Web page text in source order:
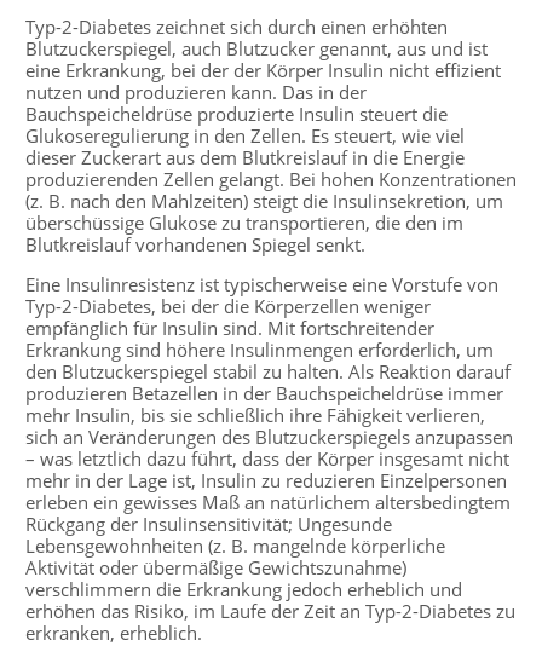
Typ-2-Diabetes zeichnet sich durch einen erhöhten
Blutzuckerspiegel, auch Blutzucker genannt, aus und ist
eine Erkrankung, bei der der Körper Insulin nicht effizient
nutzen und produzieren kann. Das in der
Bauchspeicheldrüse produzierte Insulin steuert die
Glukoseregulierung in den Zellen. Es steuert, wie viel
dieser Zuckerart aus dem Blutkreislauf in die Energie
produzierenden Zellen gelangt. Bei hohen Konzentrationen
(z. B. nach den Mahlzeiten) steigt die Insulinsekretion, um
überschüssige Glukose zu transportieren, die den im
Blutkreislauf vorhandenen Spiegel senkt.
Eine Insulinresistenz ist typischerweise eine Vorstufe von
Typ-2-Diabetes, bei der die Körperzellen weniger
empfänglich für Insulin sind. Mit fortschreitender
Erkrankung sind höhere Insulinmengen erforderlich, um
den Blutzuckerspiegel stabil zu halten. Als Reaktion darauf
produzieren Betazellen in der Bauchspeicheldrüse immer
mehr Insulin, bis sie schließlich ihre Fähigkeit verlieren,
sich an Veränderungen des Blutzuckerspiegels anzupassen
– was letztlich dazu führt, dass der Körper insgesamt nicht
mehr in der Lage ist, Insulin zu reduzieren Einzelpersonen
erleben ein gewisses Maß an natürlichem altersbedingtem
Rückgang der Insulinsensitivität; Ungesunde
Lebensgewohnheiten (z. B. mangelnde körperliche
Aktivität oder übermäßige Gewichtszunahme)
verschlimmern die Erkrankung jedoch erheblich und
erhöhen das Risiko, im Laufe der Zeit an Typ-2-Diabetes zu
erkranken, erheblich.